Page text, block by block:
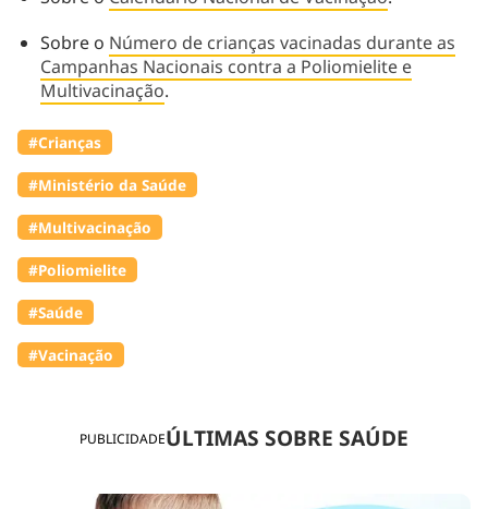
PUBLICIDADEÚLTIMAS SOBRE SAÚDE
Sobre o Número de crianças vacinadas durante as
Campanhas Nacionais contra a Poliomielite e
Multivacinação.
#Crianças
#Ministério da Saúde
#Multivacinação
#Poliomielite
#Saúde
#Vacinação